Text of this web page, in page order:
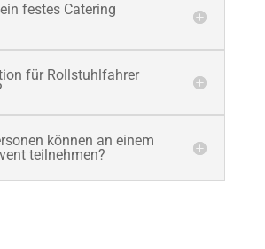
festes Catering
für Rollstuhlfahrer
können an einem
teilnehmen?